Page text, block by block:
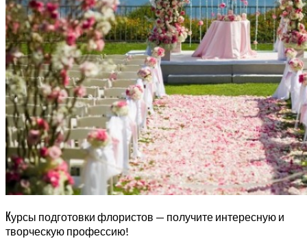
Курсы подготовки флористов — получите интересную и
творческую профессию!